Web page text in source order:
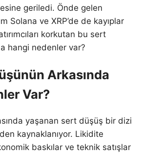
geriledi. Önde gelen
Solana ve XRP’de de kayıplar
korkutan bu sert
hangi nedenler var?
Arkasında
Var?
yaşanan sert düşüş bir dizi
kaynaklanıyor. Likidite
baskılar ve teknik satışlar